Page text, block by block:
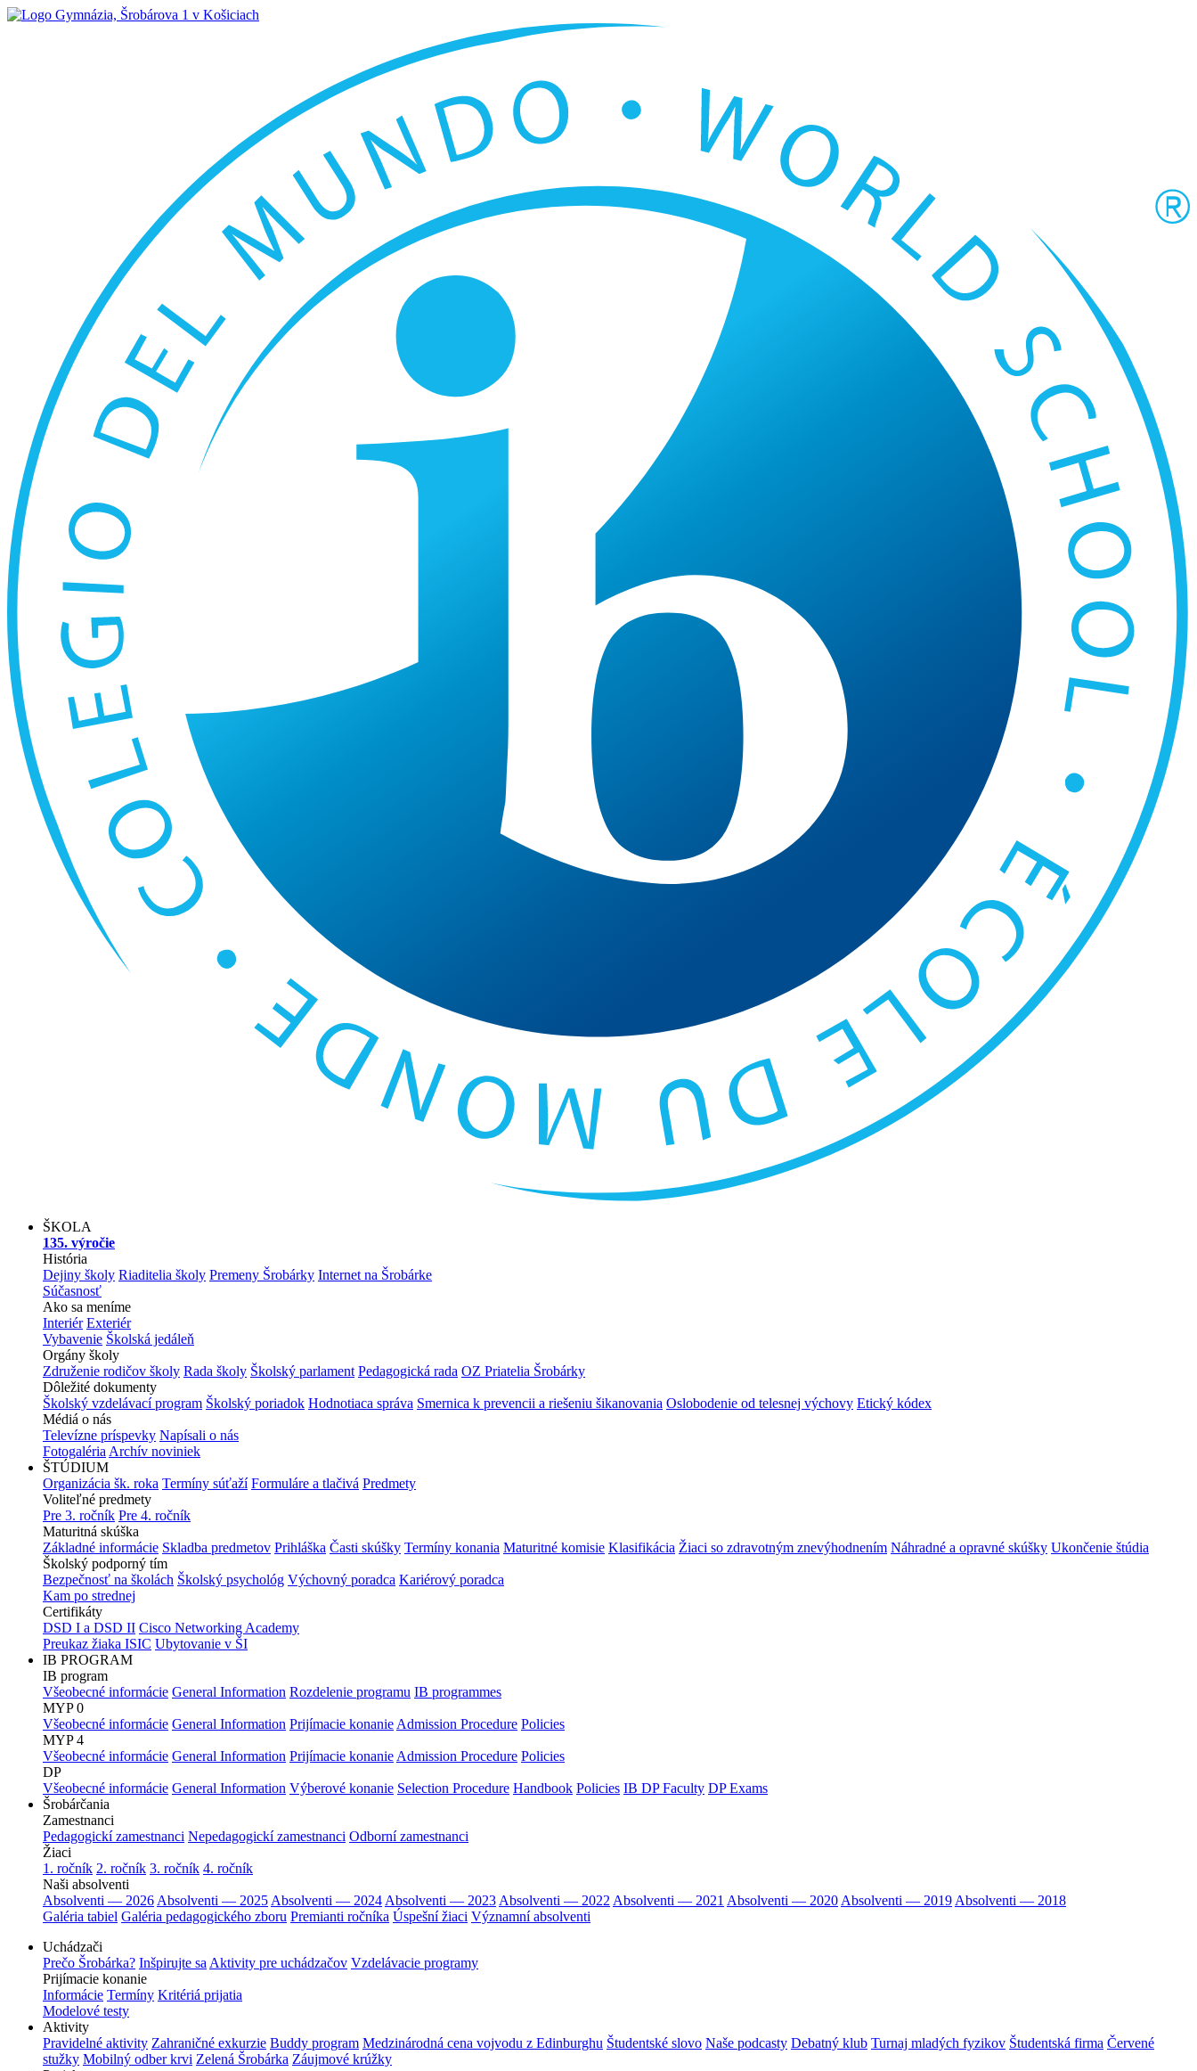
ŠKOLA
135. výročie
História
Dejiny školy Riaditelia školy Premeny Šrobárky Internet na Šrobárke
Súčasnosť
Ako sa meníme
Interiér Exteriér
Vybavenie Školská jedáleň
Orgány školy
Združenie rodičov školy Rada školy Školský parlament Pedagogická rada OZ Priatelia Šrobárky
Dôležité dokumenty
Školský vzdelávací program Školský poriadok Hodnotiaca správa Smernica k prevencii a riešeniu šikanovania Oslobodenie od telesnej výchovy Etický kódex
Médiá o nás
Televízne príspevky Napísali o nás
Fotogaléria Archív noviniek
ŠTÚDIUM
Organizácia šk. roka Termíny súťaží Formuláre a tlačivá Predmety
Voliteľné predmety
Pre 3. ročník Pre 4. ročník
Maturitná skúška
Základné informácie Skladba predmetov Prihláška Časti skúšky Termíny konania Maturitné komisie Klasifikácia Žiaci so zdravotným znevýhodnením Náhradné a opravné skúšky Ukončenie štúdia
Školský podporný tím
Bezpečnosť na školách Školský psychológ Výchovný poradca Kariérový poradca
Kam po strednej
Certifikáty
DSD I a DSD II Cisco Networking Academy
Preukaz žiaka ISIC Ubytovanie v ŠI
IB PROGRAM
IB program
Všeobecné informácie General Information Rozdelenie programu IB programmes
MYP 0
Všeobecné informácie General Information Prijímacie konanie Admission Procedure Policies
MYP 4
Všeobecné informácie General Information Prijímacie konanie Admission Procedure Policies
DP
Všeobecné informácie General Information Výberové konanie Selection Procedure Handbook Policies IB DP Faculty DP Exams
Šrobárčania
Zamestnanci
Pedagogickí zamestnanci Nepedagogickí zamestnanci Odborní zamestnanci
Žiaci
1. ročník 2. ročník 3. ročník 4. ročník
Naši absolventi
Absolventi — 2026 Absolventi — 2025 Absolventi — 2024 Absolventi — 2023 Absolventi — 2022 Absolventi — 2021 Absolventi — 2020 Absolventi — 2019 Absolventi — 2018
Galéria tabiel Galéria pedagogického zboru Premianti ročníka Úspešní žiaci Významní absolventi
Uchádzači
Prečo Šrobárka? Inšpirujte sa Aktivity pre uchádzačov Vzdelávacie programy
Prijímacie konanie
Informácie Termíny Kritériá prijatia
Modelové testy
Aktivity
Pravidelné aktivity Zahraničné exkurzie Buddy program Medzinárodná cena vojvodu z Edinburghu Študentské slovo Naše podcasty Debatný klub Turnaj mladých fyzikov Študentská firma Červené
stužky Mobilný odber krvi Zelená Šrobárka Záujmové krúžky